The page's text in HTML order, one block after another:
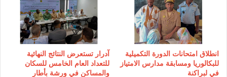
انطلاق امتحانات الدورة التكميلية
للبكالوريا ومسابقة مدارس الامتياز
في لبراكنة
آدرار تستعرض النتائج النهائية
للتعداد العام الخامس للسكان
والمساكن في ورشة بأطار